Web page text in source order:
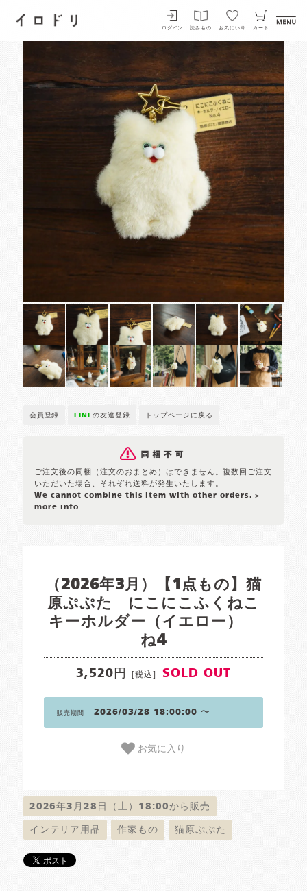
イロドリ
ログイン 読みもの お気にいり カート
会員登録 LINEの友達登録 トップページに戻る
ご注文後の同梱（注文のおまとめ）はできません。複数回ご注文
いただいた場合、それぞれ送料が発生いたします。
We cannot combine this item with other orders. >
more info
（2026年3月）【1点もの】猫
原ぷぷた にこにこふくねこ
キーホルダー（イエロー）
ね4
3,520円 [税込] SOLD OUT
販売期間 2026/03/28 18:00:00 〜
お気に入り
2026年3月28日（土）18:00から販売
インテリア用品 作家もの 猫原ぷぷた